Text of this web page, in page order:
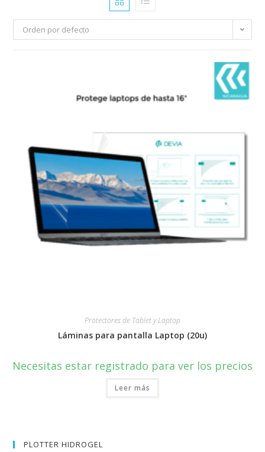
Orden por defecto
Protectores de Tablet y Laptop
Láminas para pantalla Laptop (20u)
Necesitas estar registrado para ver los precios
Leer más
PLOTTER HIDROGEL